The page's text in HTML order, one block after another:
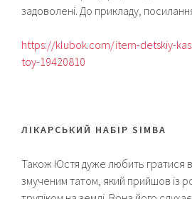
задоволені. До прикладу,
https://klubok.com/item-detskiy-
toy-19420810
ЛІКАРСЬКИЙ НАБІР SIMBA
Також Юстя дуже любить гратися
змученим татом, який прийшов із